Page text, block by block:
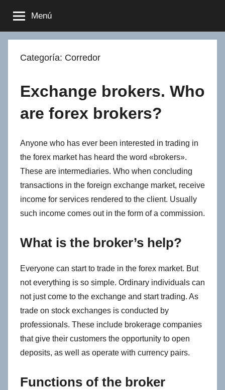
contenido
Menú
Categoría: Сorredor
Exchange brokers. Who
are forex brokers?
Anyone who has ever been interested in trading in
the forex market has heard the word «brokers».
These are intermediaries. Who when concluding
transactions in the foreign exchange market, receive
income for services rendered to the client. Usually
such income comes out in the form of a commission.
What is the broker’s help?
Everyone can start to trade in the forex market. But
not everything is so simple. Ordinary individuals can
not just come to the exchange and start trading. As
trade on stock exchanges is conducted by
professionals. These include brokerage companies
that give their customers the opportunity to open
deposits, as well as operate with currency pairs.
Functions of the broker